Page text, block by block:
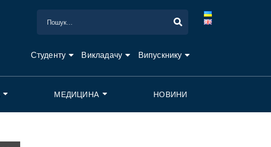
Студенту Викладачу Випускнику
МЕДИЦИНА НОВИНИ